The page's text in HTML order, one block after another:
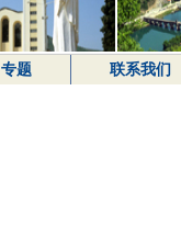
专题 联系我们